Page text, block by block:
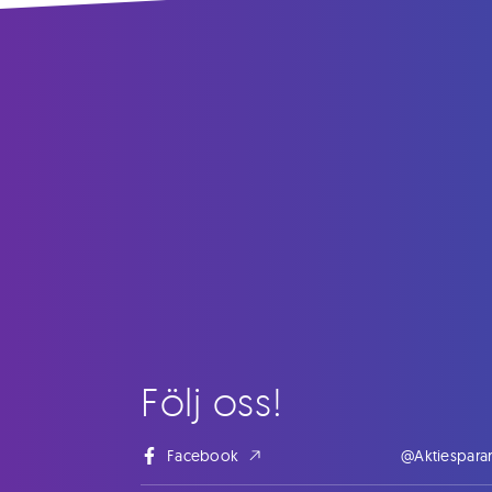
Följ oss!
Facebook